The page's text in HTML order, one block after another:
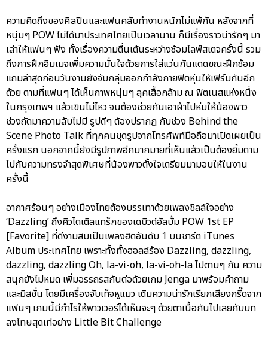
ความคิดถึงของศิลปินและแฟนคลับทำงานหนักไม่แพ้กัน หลังจากที่
หนุ่มๆ POW ไม่ได้มาประเทศไทยเป็นเวลานาน ก็มีเรื่องราวน่ารักๆ มา
เล่าให้แฟนๆ ฟัง ทั้งเรื่องความตื่นเต้นระหว่างซ้อมไลฟ์สเตจครั้งนี้ รวม
ถึงการฝึกอิมเมจเพิ่มความมั่นใจด้วยการใส่แว่นกันแดดขณะฝึกซ้อม
แถมล่าสุดก่อนวันงานยังจับกลุ่มออกกำลังกายฟิตหุ่นให้เฟิร์มกันอีก
ด้วย ตามที่แฟนๆ ได้เห็นภาพหนุ่มๆ ลุคเสื้อกล้าม ณ ฟิตเนสแห่งหนึ่ง
ในกรุงเทพฯ แล้วเขินไม่ไหว จนต้องช่วยกันเอาผ้าไปห่มให้น้องพาว
ช่วงถัดมาความลับไม่มี รูปดีๆ ต้องปรากฏ กับช่วง Behind the
Scene Photo Talk ที่ทุกคนขุดรูปจากโทรศัพท์มือถือมาเปิดเผยเป็น
ครั้งแรก นอกจากนี้ยังมีรูปภาพอีกมากมายที่เห็นแล้วเป็นต้องยิ้มตาม
ไปกับความทรงจำสุดพิเศษที่น้องพาวตั้งใจเตรียมมามอบให้ในงาน
ครั้งนี้
อากาศร้อนๆ อย่างเมืองไทยต้องบรรเทาด้วยเพลงชิลล์ใจอย่าง
‘Dazzling’ ถึงคิวไตเติลแทร็กของเดบิวต์อัลบั้ม POW 1st EP
[Favorite] ที่ดีงามสมเป็นเพลงฮิตอันดับ 1 บนชาร์ต iTunes
Album ประเทศไทย เพราะทั้งทั้งฮอลล์ร้อง Dazzling, dazzling,
dazzling, dazzling Oh, la-vi-oh, la-vi-oh-la ไปตามๆ กัน ความ
สนุกยังไม่หมด เพิ่มอรรถรสกันต่อด้วยเกม Jenga มาพร้อมคำถาม
และมิสชั่น โดยมีเครื่องจับเท็จหูแมว เติมความน่ารักเรียกเสียงกรี๊ดจาก
แฟนๆ เกมนี้มีกำไรให้พาวเวอร์ได้เห็นจะๆ ด้วยตาเนื้อกันไปเลยกับบท
ลงโทษสุดเท่อย่าง Little Bit Challenge